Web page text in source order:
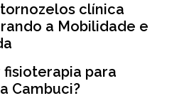
clínica
a Mobilidade e
fisioterapia para
Cambuci?